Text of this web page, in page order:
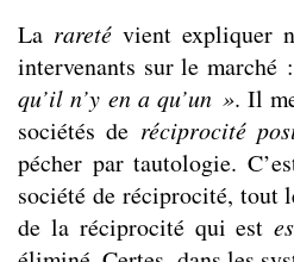
La rareté vient expliquer
intervenants sur le marché :
qu’il n’y en a qu’un ». Il
sociétés de réciprocité
pécher par tautologie.
société de réciprocité, tout
de la réciprocité qui est